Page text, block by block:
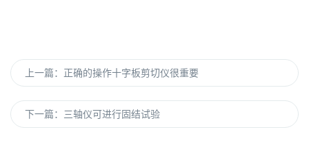
上一篇： 正确的操作十字板剪切仪很重要
下一篇： 三轴仪可进行固结试验